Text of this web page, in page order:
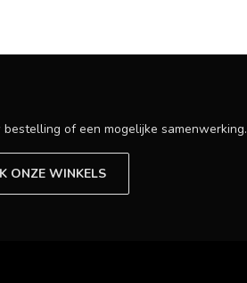
of een mogelijke samenwerking.
ONZE WINKELS